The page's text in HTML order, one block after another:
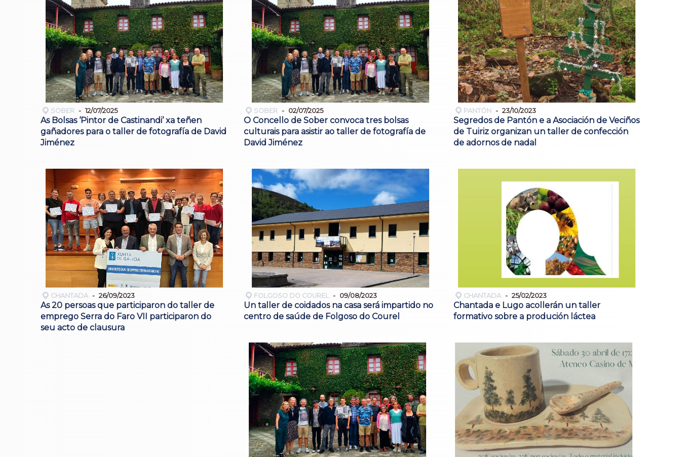
SOBER 12/07/2025
As Bolsas ‘Pintor de Castinandi’ xa teñen
gañadores para o taller de fotografía de David
Jiménez
SOBER 02/07/2025
O Concello de Sober convoca tres bolsas
culturais para asistir ao taller de fotografía de
David Jiménez
PANTÓN 23/10/2023
Segredos de Pantón e a Asociación de Veciños
de Tuiriz organizan un taller de confección
de adornos de nadal
CHANTADA 26/09/2023
As 20 persoas que participaron do taller de
emprego Serra do Faro VII participaron do
seu acto de clausura
FOLGOSO DO COUREL 09/08/2023
Un taller de coidados na casa será impartido no
centro de saúde de Folgoso do Courel
CHANTADA 25/02/2023
Chantada e Lugo acollerán un taller
formativo sobre a produción láctea